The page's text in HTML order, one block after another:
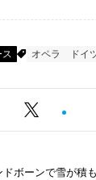
ス オペラ ドイ
ドボーンで雪が積